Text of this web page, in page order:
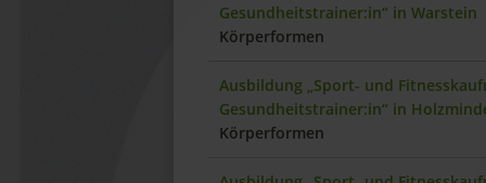
Gesundheitstrainer:in“ in Warstein
Körperformen
Ausbildung „Sport- und
Gesundheitstrainer:in“ in
Körperformen